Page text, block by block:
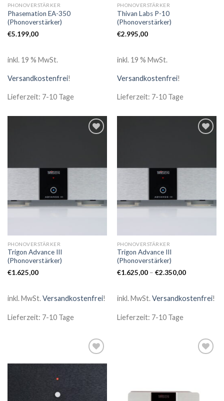
PHONOVERSTÄRKER
Phasemation EA-350
(Phonoverstärker)
€5.199,00
inkl. 19 % MwSt.
Versandkostenfrei!
Lieferzeit: 7-10 Tage
PHONOVERSTÄRKER
Thivan Labs P-10
(Phonoverstärker)
€2.995,00
inkl. 19 % MwSt.
Versandkostenfrei!
Lieferzeit: 7-10 Tage
PHONOVERSTÄRKER
Trigon Advance III
(Phonoverstärker)
€1.625,00
inkl. MwSt.Versandkostenfrei!
Lieferzeit: 7-10 Tage
PHONOVERSTÄRKER
Trigon Advance III
(Phonoverstärker)
€1.625,00– €2.350,00
inkl. MwSt.Versandkostenfrei!
Lieferzeit: 7-10 Tage